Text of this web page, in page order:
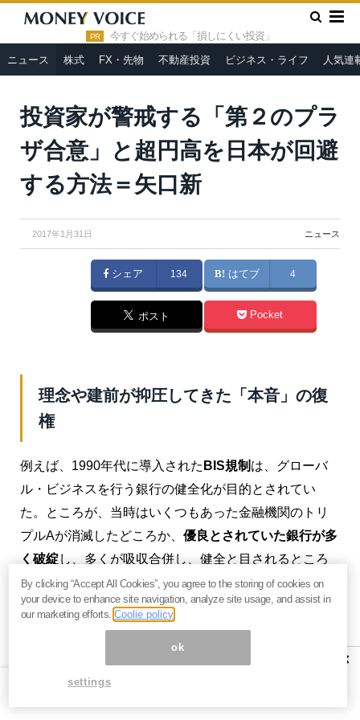
PR 今すぐ始められる「損しにくい投資」
ニュース 株式 FX・先物 不動産投資 ビジネス・ライフ 人気連
HOME » ニュース »
投資家が警戒する「第２のプラザ合意」と
超円高を日本が回避する方法＝矢口新
360b | Evan El-Amin | Drop of Light / Shutterstock, Inc.
投資家が警戒する「第２のプラ
ザ合意」と超円高を日本が回避
する方法＝矢口新
2017年1月31日 ニュース
シェア 134 はてブ 4
ポスト Pocket
理念や建前が抑圧してきた「本音」の復
権
例えば、1990年代に導入された BIS規制 は、グローバ
ル・ビジネスを行う銀行の健全化が目的とされてい
た。ところが、当時はいくつもあった金融機関のトリ
プルAが消滅したどころか、 優良とされていた銀行が多
く破綻し、多くが吸収合併し、健全と目されるところ
がほぼなくなった。
見方によれば、BIS規制があったからこそ、ドイツ銀行
でも（当時はトリプルAだったが）生き残れていると主
張することは可能だ。仮に、BIS規制がなければ、日本
にはもはやメガバンクなどなかったのだろうか？
×
By clicking “Accept All Cookies”, you agree to the storing of cookies on
your device to enhance site navigation, analyze site usage, and assist in
our marketing efforts.Coolie policy
ok
settings